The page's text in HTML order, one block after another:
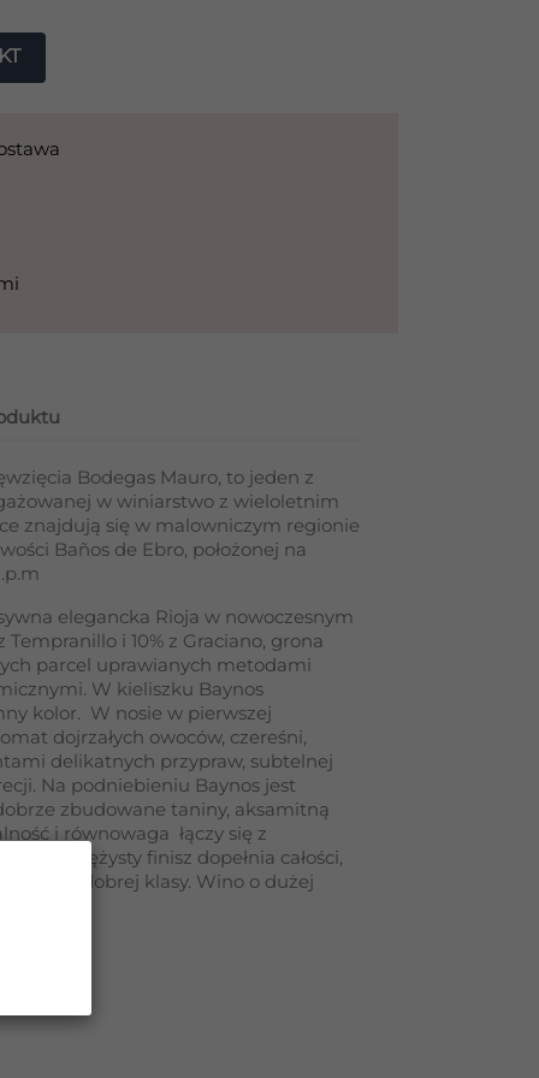
Bodegas Mauro, to jeden z
w winiarstwo z wieloletnim
znajdują się w malowniczym regionie
Baños de Ebro, położonej na
elegancka Rioja w nowoczesnym
Tempranillo i 10% z Graciano, grona
parcel uprawianych metodami
W kieliszku Baynos
kolor. W nosie w pierwszej
dojrzałych owoców, czereśni,
delikatnych przypraw, subtelnej
Na podniebieniu Baynos jest
zbudowane taniny, aksamitną
i równowaga łączy się z
sprężysty finisz dopełnia całości,
i dobrej klasy. Wino o dużej